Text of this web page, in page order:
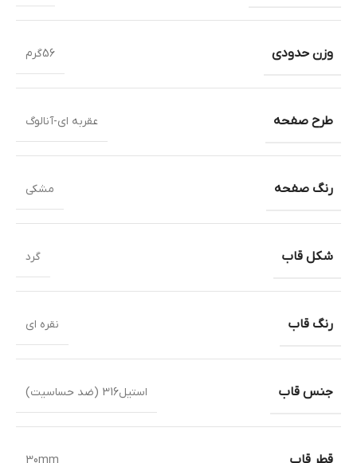
وزن حدودی 56گرم
طرح صفحه عقربه ای-آنالوگ
رنگ صفحه مشکی
شکل قاب گرد
رنگ قاب نقره ای
جنس قاب استیل316 (ضد حساسیت)
قطر قاب